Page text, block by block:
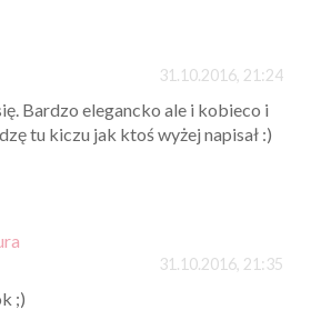
31.10.2016, 21:24
Bardzo elegancko ale i kobieco i
tu kiczu jak ktoś wyżej napisał :)
31.10.2016, 21:35
;)